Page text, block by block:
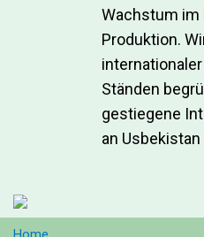
Wachstum
Produktion.
Ständen
gestiegene
an